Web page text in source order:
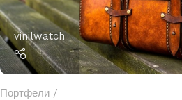
vinilwatch
Портфели